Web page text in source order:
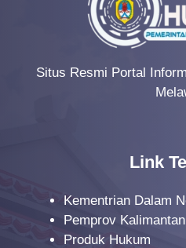
Situs Resmi Portal
Link
Kementrian Dalam
Pemprov
Produk Hukum